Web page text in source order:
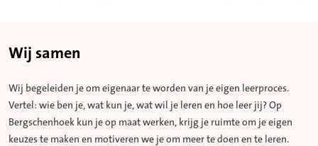
Wij samen
Wij begeleiden je om eigenaar te worden van je eigen leerproces.
Vertel: wie ben je, wat kun je, wat wil je leren en hoe leer jij? Op
Bergschenhoek kun je op maat werken, krijg je ruimte om je eigen
keuzes te maken en motiveren we je om meer te doen en te leren.